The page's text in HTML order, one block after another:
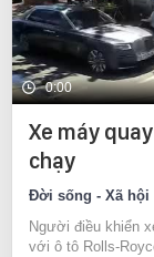
0:00
Xe máy
chạy
Đời sống - Xã hội
Người điều khiển
với ô tô Rolls-